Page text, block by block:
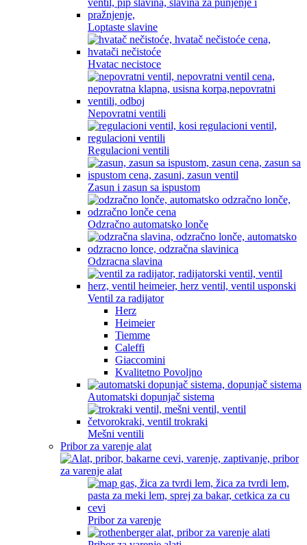
Loptaste slavine
Hvatac necistoce
Nepovratni ventili
Regulacioni ventili
Zasun i zasun sa ispustom
Odzračno automatsko lonče
Odzracna slavina
Ventil za radijator
Herz
Heimeier
Tiemme
Caleffi
Giaccomini
Kvalitetno Povoljno
Automatski dopunjač sistema
Mešni ventili
Pribor za varenje alat
Pribor za varenje